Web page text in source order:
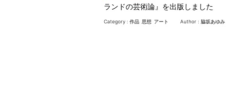
ランドの芸術論』を出版しました
Category : 作品 思想 アート Author : 脇坂あゆみ